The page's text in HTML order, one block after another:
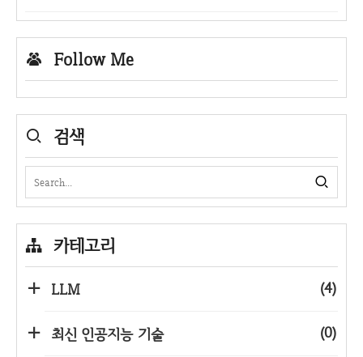
Follow Me
검색
카테고리
LLM (4)
최신 인공지능 기술 (0)